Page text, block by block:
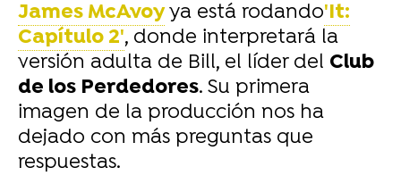
James McAvoyya está rodando'It:
Capítulo 2', donde interpretará la
versión adulta de Bill, el líder del Club
de los Perdedores. Su primera
imagen de la producción nos ha
dejado con más preguntas que
respuestas.